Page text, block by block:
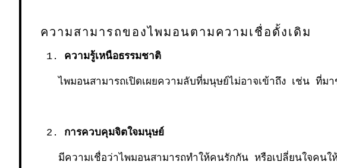
ความสามารถของไพมอนตามความเชื่อดั้งเดิม
ความรู้เหนือธรรมชาติ
ไพมอนสามารถเปิดเผยความลับที่มนุษย์ไม่อาจเข้าถึง เช่น ที่มา
การควบคุมจิตใจมนุษย์
มีความเชื่อว่าไพมอนสามารถทำให้คนรักกัน หรือเปลี่ยนใจคนให้